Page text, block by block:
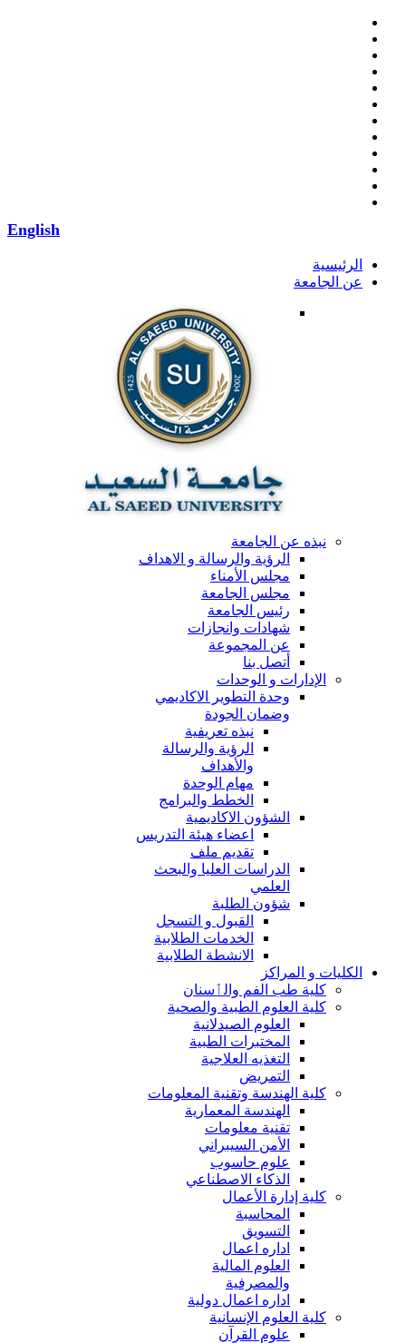
English
الرئيسية
عن الجامعة
نبذه عن الجامعة
الرؤية والرسالة و الاهداف
مجلس الأمناء
مجلس الجامعة
رئيس الجامعة
شهادات وانجازات
عن المجموعة
أتصل بنا
الإدارات و الوحدات
وحدة التطوير الاكاديمي
وضمان الجودة
نبذه تعريفية
الرؤية والرسالة
والأهداف
مهام الوحدة
الخطط والبرامج
الشؤون الاكاديمية
اعضاء هيئة التدريس
تقديم ملف
الدراسات العليا والبحث
العلمي
شؤون الطلبة
القبول و التسجل
الخدمات الطلابية
الانشطة الطلابية
الكليات و المراكز
كلية طب الفم والٲسنان
كلية العلوم الطبية والصحية
العلوم الصيدلانية
المختبرات الطبية
التغذيه العلاجية
التمريض
كلية الهندسة وتقنية المعلومات
الهندسة المعمارية
تقنية معلومات
الأمن السيبراني
علوم حاسوب
الذكاء الاصطناعي
كلية إدارة الأعمال
المحاسبة
التسويق
اداره اعمال
العلوم المالية
والمصرفية
اداره اعمال دولية
كلية العلوم الإنسانية
علوم القرآن